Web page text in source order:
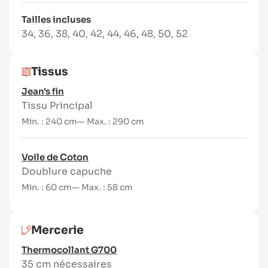
Le modèle ne présente pas de grosses
difficultés, mais comporte de nombreuses
pièces nécessitant rigueur et précision.
Caractéristiques techniques
Capuche doublée avec visière et cordon
de serrage
Empiècements et découpes travaillées
Manches structurées par petites pinces
Grande poche kangourou avec rabat
trompe-l’œil
Longueur couvrante
impeccables grâce aux coutures
Tissus conseillés
Tailles incluses
34, 36, 38, 40, 42, 44, 46, 48, 50, 52
Tissus
Jean's fin
Tissu Principal
Min. : 240 cm— Max. : 290 cm
Voile de Coton
Doublure capuche
Min. : 60 cm— Max. : 58 cm
Mercerie
Thermocollant G700
35 cm nécessaires